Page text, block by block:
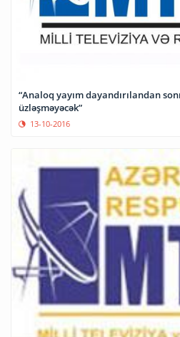
“Analoq yayım dayandırılandan
üzləşməyəcək”
13-10-2016